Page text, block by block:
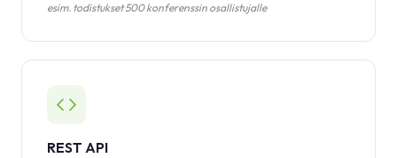
esim. todistukset 500 konferenssin osallistujalle
REST API